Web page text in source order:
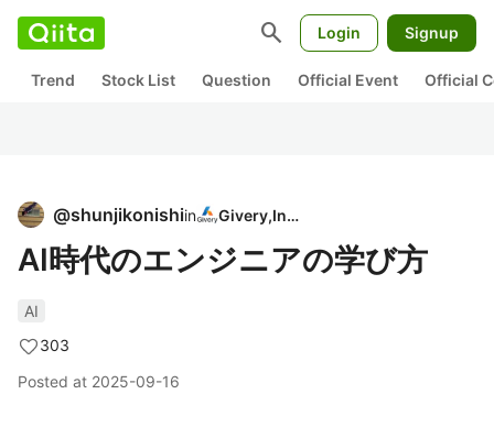
search Login Signup
Trend Stock List Question Official Event Official
@shunjikonishiin Givery,Inc.
AI時代のエンジニアの学び方
AI
303
Posted at 2025-09-16